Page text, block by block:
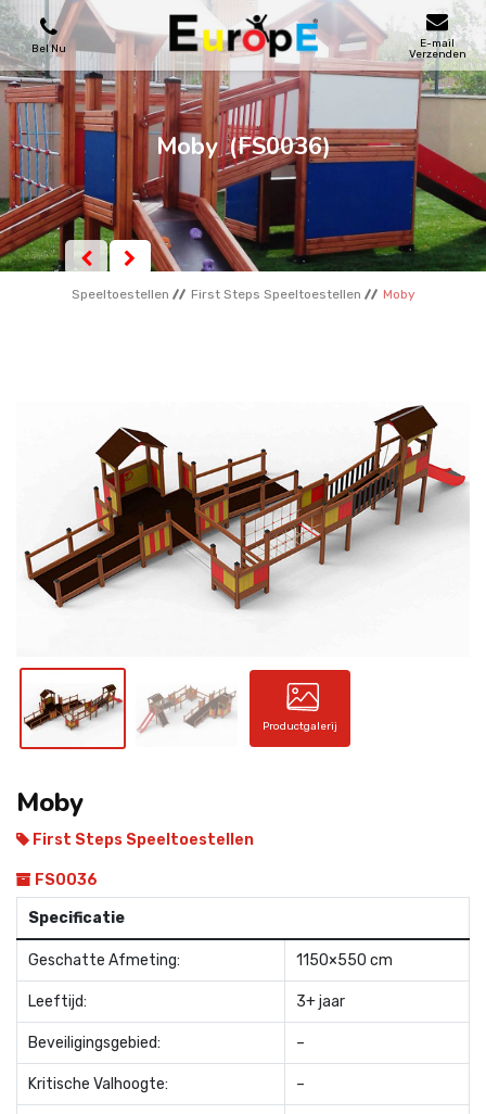
Bel Nu
E-mail
Verzenden
SPEELTOESTELLEN
SKATEPARKS
HOUTEN HUIZENS
STADSMEUBILAIRS
REFERENTIES
CONTACT
Moby (FS0036)
Speeltoestellen First Steps Speeltoestellen Moby
Productgalerij
Moby
First Steps Speeltoestellen
FS0036
Specificatie
Geschatte Afmeting: 1150×550 cm
Leeftijd: 3+ jaar
Beveiligingsgebied: –
Kritische Valhoogte: –